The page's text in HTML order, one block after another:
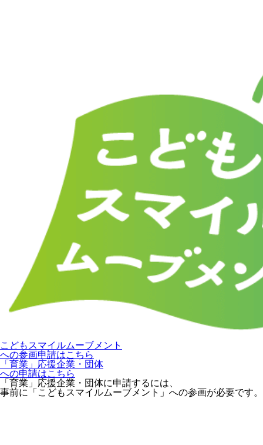
こどもスマイルムーブメント
への参画申請はこちら
「育業」応援企業・団体
への申請はこちら
「育業」応援企業・団体に申請するには、
事前に「こどもスマイルムーブメント」への参画が必要です。